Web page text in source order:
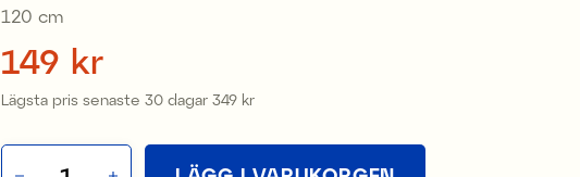
120 cm
Pris :149 kr
149 kr
Lägsta pris senaste 30 dagar Pris :349 kr
349 kr